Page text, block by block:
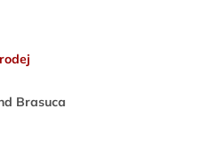
Brasuca